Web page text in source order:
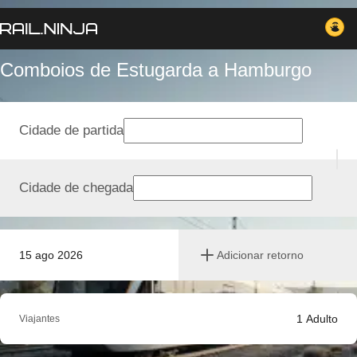
Comboios de Estugarda a Hamburgo
15 ago 2026 Adicionar retorno
Cidade de partida
Cidade de chegada
Viajantes 1 Adulto